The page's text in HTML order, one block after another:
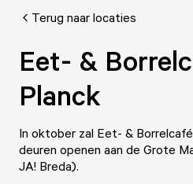
Terug naar locaties
Eet- &
Planck
In oktober zal Eet- &
deuren openen aan de Grote
JA! Breda).